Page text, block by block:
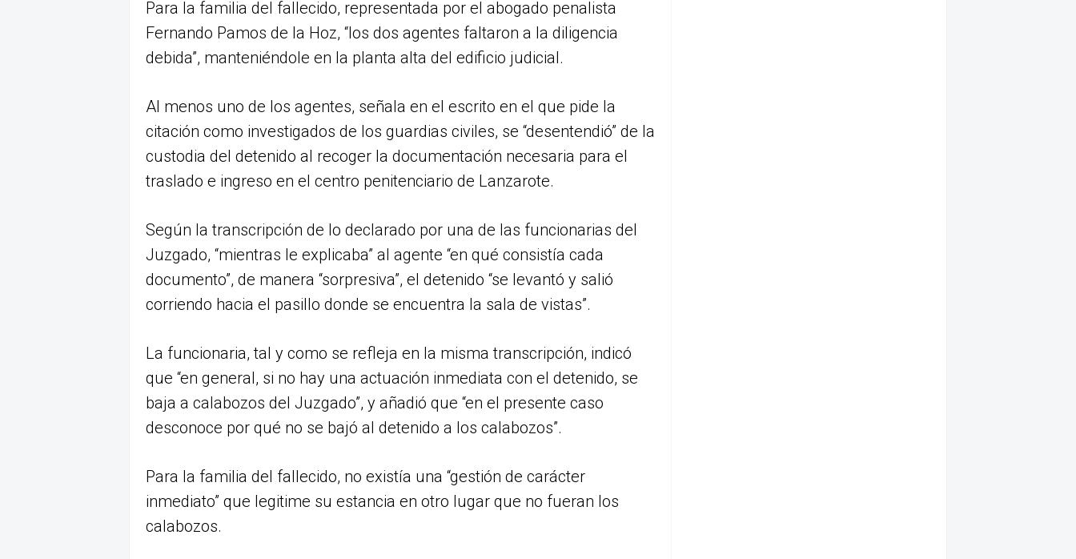
Para la familia del fallecido, representada por el abogado penalista
Fernando Pamos de la Hoz, “los dos agentes faltaron a la diligencia
debida”, manteniéndole en la planta alta del edificio judicial.
Al menos uno de los agentes, señala en el escrito en el que pide la
citación como investigados de los guardias civiles, se “desentendió” de la
custodia del detenido al recoger la documentación necesaria para el
traslado e ingreso en el centro penitenciario de Lanzarote.
Según la transcripción de lo declarado por una de las funcionarias del
Juzgado, “mientras le explicaba” al agente “en qué consistía cada
documento”, de manera “sorpresiva”, el detenido “se levantó y salió
corriendo hacia el pasillo donde se encuentra la sala de vistas”.
La funcionaria, tal y como se refleja en la misma transcripción, indicó
que “en general, si no hay una actuación inmediata con el detenido, se
baja a calabozos del Juzgado”, y añadió que “en el presente caso
desconoce por qué no se bajó al detenido a los calabozos”.
Para la familia del fallecido, no existía una “gestión de carácter
inmediato” que legitime su estancia en otro lugar que no fueran los
calabozos.